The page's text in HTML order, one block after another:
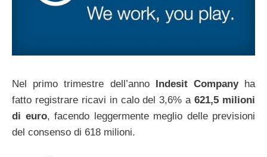
Nel primo trimestre dell’anno Indesit Companyha
fatto registrare ricavi in calo del 3,6% a621,5 milioni
di euro, facendo leggermente meglio delle previsioni
del consenso di 618 milioni.